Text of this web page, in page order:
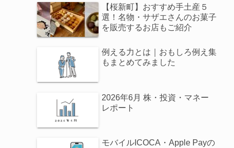
【桜新町】おすすめ手土産５
選！名物・サザエさんのお菓子
を販売するお店もご紹介
例える力とは｜おもしろ例え集
もまとめてみました
2026年6月 株・投資・マネー
レポート
モバイルICOCA・Apple Payの